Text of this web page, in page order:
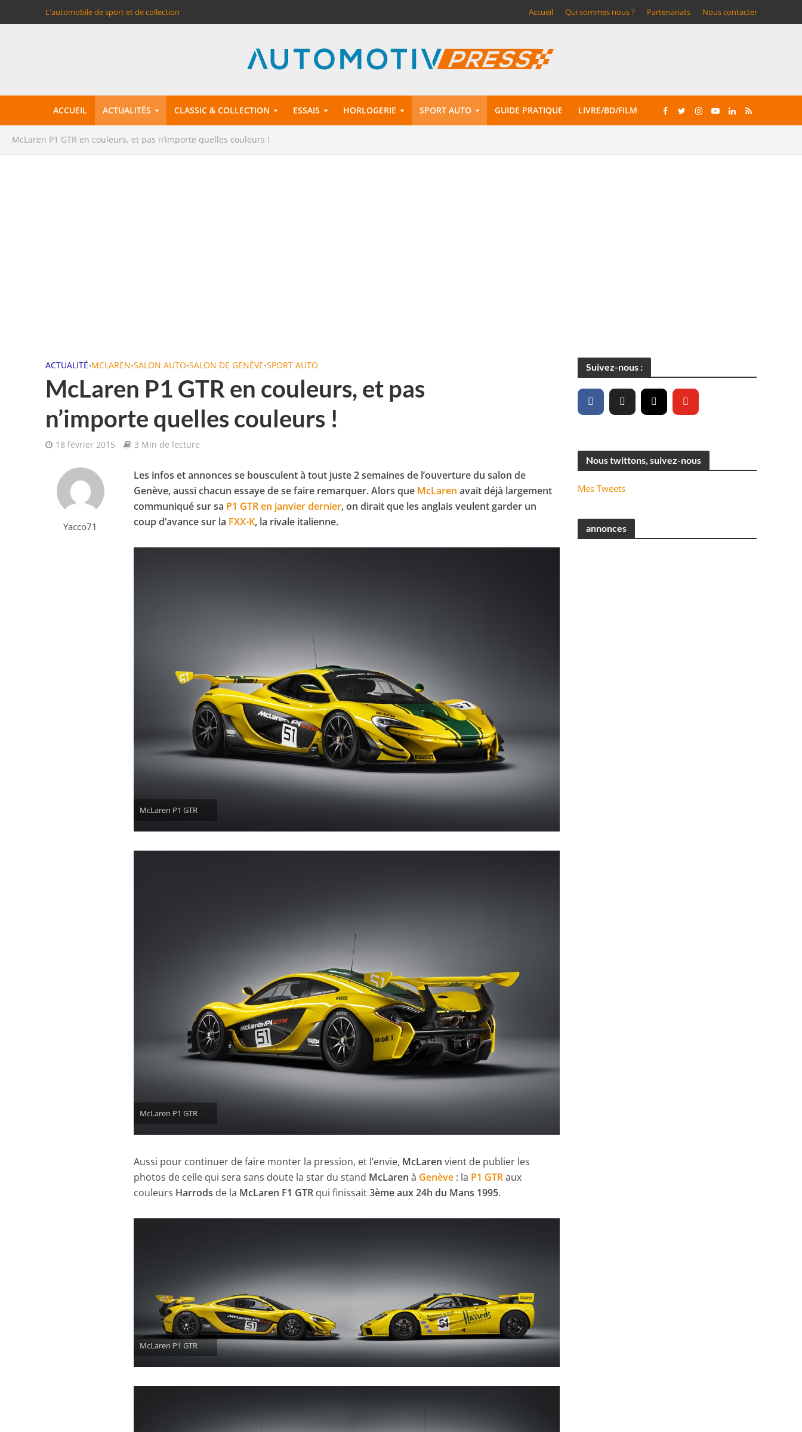
L'automobile de sport et de collection Accueil Qui sommes nous ? Partenariats Nous contacter
ACCUEIL ACTUALITÉS CLASSIC & COLLECTION ESSAIS HORLOGERIE SPORT AUTO GUIDE PRATIQUE LIVRE/BD/FILM
McLaren P1 GTR en couleurs, et pas n’importe quelles couleurs !
ACTUALITÉ•MCLAREN•SALON AUTO•SALON DE GENÈVE•SPORT AUTO
McLaren P1 GTR en couleurs, et pas
n’importe quelles couleurs !
18 février 2015 3 Min de lecture
Yacco71
Les infos et annonces se bousculent à tout juste 2 semaines de l’ouverture du salon de
Genève, aussi chacun essaye de se faire remarquer. Alors que McLaren avait déjà largement
communiqué sur sa P1 GTR en janvier dernier, on dirait que les anglais veulent garder un
coup d’avance sur la FXX-K, la rivale italienne.
McLaren P1 GTR
McLaren P1 GTR
Aussi pour continuer de faire monter la pression, et l’envie, McLaren vient de publier les
photos de celle qui sera sans doute la star du stand McLaren à Genève : la P1 GTRaux
couleurs Harrods de la McLaren F1 GTR qui finissait3ème aux 24h du Mans 1995.
McLaren P1 GTR
Suivez-nous :
Nous twittons, suivez-nous
Mes Tweets
annonces